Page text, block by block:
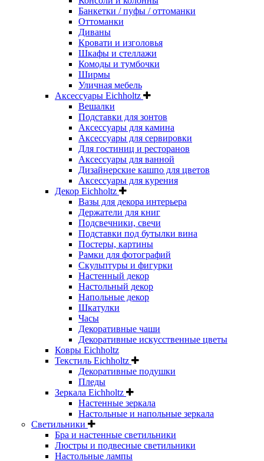
Банкетки / пуфы / оттоманки
Оттоманки
Диваны
Кровати и изголовья
Шкафы и стеллажи
Комоды и тумбочки
Ширмы
Уличная мебель
Аксессуары Eichholtz
Вешалки
Подставки для зонтов
Аксессуары для камина
Аксессуары для сервировки
Для гостиниц и ресторанов
Аксессуары для ванной
Дизайнерские кашпо для цветов
Аксессуары для курения
Декор Eichholtz
Вазы для декора интерьера
Держатели для книг
Подсвечники, свечи
Подставки под бутылки вина
Постеры, картины
Рамки для фотографий
Скульптуры и фигурки
Настенный декор
Настольный декор
Напольные декор
Шкатулки
Часы
Декоративные чаши
Декоративные искусственные цветы
Ковры Eichholtz
Текстиль Eichholtz
Декоративные подушки
Пледы
Зеркала Eichholtz
Настенные зеркала
Настольные и напольные зеркала
Светильники
Бра и настенные светильники
Люстры и подвесные светильники
Настольные лампы